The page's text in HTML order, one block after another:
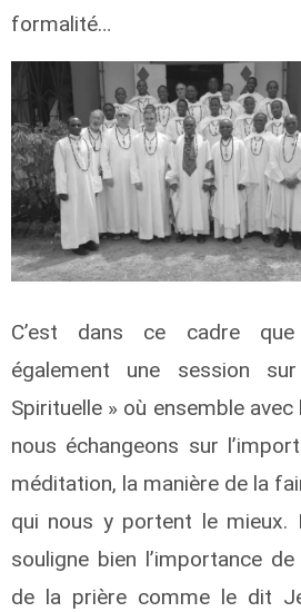
formalité…
C’est dans ce cadre
également une session
Spirituelle » où ensemble avec
nous échangeons sur
méditation, la manière de la
qui nous y portent le mieux.
souligne bien l’importance
de la prière comme le dit